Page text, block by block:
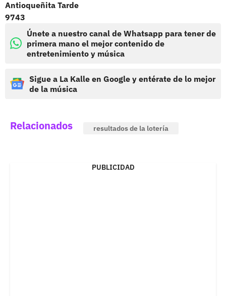
Antioqueñita Tarde
9743
Únete a nuestro canal de Whatsapp para tener de
primera mano el mejor contenido de
entretenimiento y música
Sigue a La Kalle en Google y entérate de lo mejor
de la música
Relacionados resultados de la lotería
PUBLICIDAD